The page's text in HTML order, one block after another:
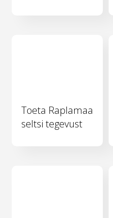
Toeta Raplamaa
seltsi tegevust